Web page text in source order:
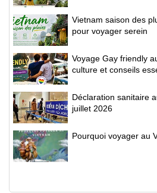
Vietnam saison des
pour voyager serein
Voyage Gay friendly
culture et conseils
Déclaration sanitaire
juillet 2026
Pourquoi voyager au